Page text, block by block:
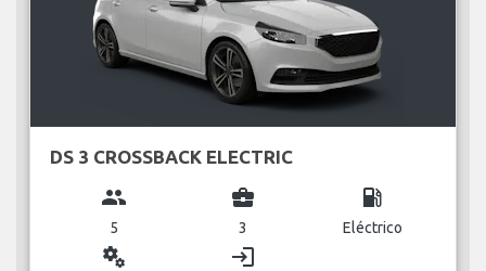
DS 3 CROSSBACK ELECTRIC
group
5
business_center
3
local_gas_station
Eléctrico
miscellaneous_services login